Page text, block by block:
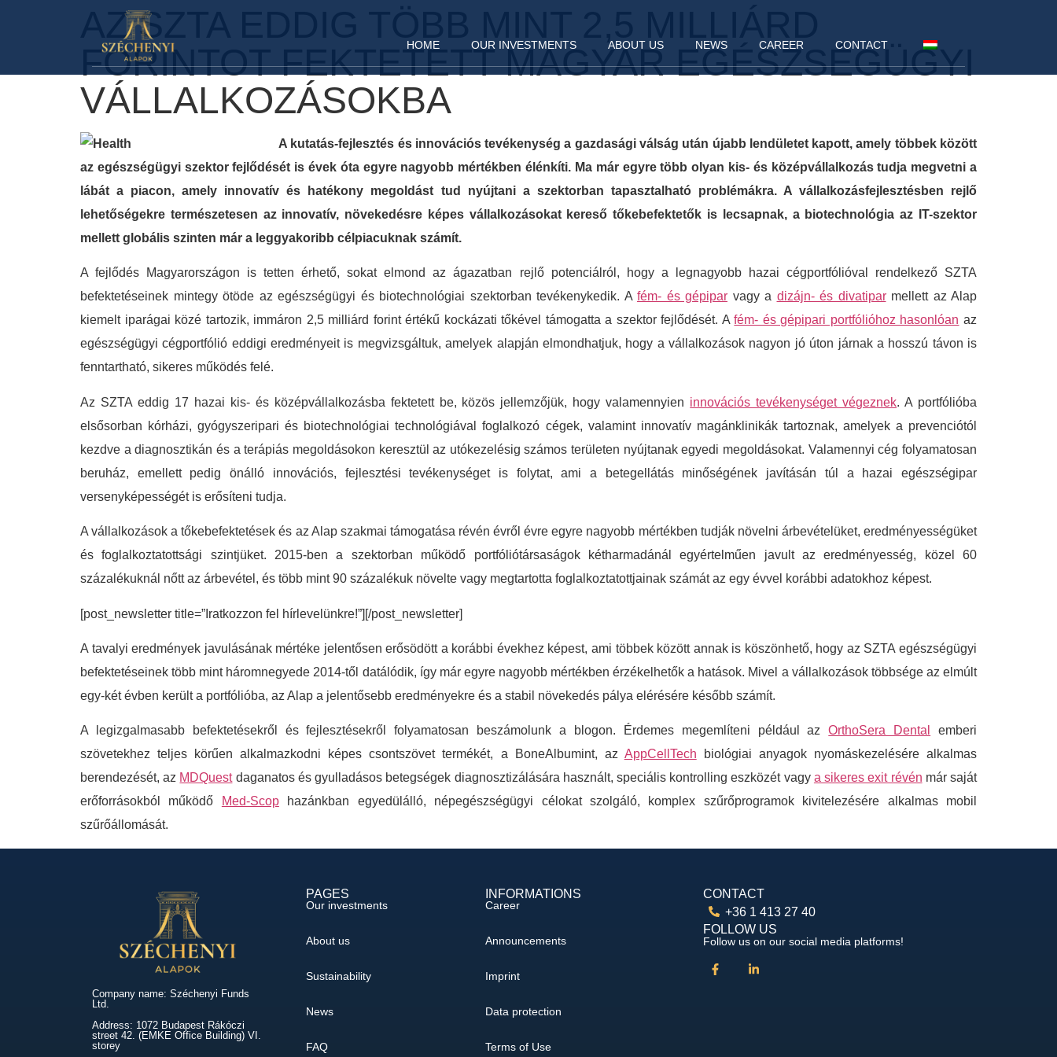
HOME OUR INVESTMENTS ABOUT US NEWS CAREER CONTACT
AZ SZTA EDDIG TÖBB MINT 2,5 MILLIÁRD
FORINTOT FEKTETETT MAGYAR EGÉSZSÉGÜGYI
VÁLLALKOZÁSOKBA
A kutatás-fejlesztés és innovációs tevékenység a gazdasági válság után újabb lendületet kapott, amely többek között
az egészségügyi szektor fejlődését is évek óta egyre nagyobb mértékben élénkíti. Ma már egyre több olyan kis- és középvállalkozás tudja megvetni a
lábát a piacon, amely innovatív és hatékony megoldást tud nyújtani a szektorban tapasztalható problémákra. A vállalkozásfejlesztésben rejlő
lehetőségekre természetesen az innovatív, növekedésre képes vállalkozásokat kereső tőkebefektetők is lecsapnak, a biotechnológia az IT-szektor
mellett globális szinten már a leggyakoribb célpiacuknak számít.
A fejlődés Magyarországon is tetten érhető, sokat elmond az ágazatban rejlő potenciálról, hogy a legnagyobb hazai cégportfólióval rendelkező SZTA
befektetéseinek mintegy ötöde az egészségügyi és biotechnológiai szektorban tevékenykedik. A fém- és gépipar vagy a dizájn- és divatiparmellett az Alap
kiemelt iparágai közé tartozik, immáron 2,5 milliárd forint értékű kockázati tőkével támogatta a szektor fejlődését. Afém- és gépipari portfólióhoz hasonlóan az
egészségügyi cégportfólió eddigi eredményeit is megvizsgáltuk, amelyek alapján elmondhatjuk, hogy a vállalkozások nagyon jó úton járnak a hosszú távon is
fenntartható, sikeres működés felé.
Az SZTA eddig 17 hazai kis- és középvállalkozásba fektetett be, közös jellemzőjük, hogy valamennyien innovációs tevékenységet végeznek. A portfólióba
elsősorban kórházi, gyógyszeripari és biotechnológiai technológiával foglalkozó cégek, valamint innovatív magánklinikák tartoznak, amelyek a prevenciótól
kezdve a diagnosztikán és a terápiás megoldásokon keresztül az utókezelésig számos területen nyújtanak egyedi megoldásokat. Valamennyi cég folyamatosan
beruház, emellett pedig önálló innovációs, fejlesztési tevékenységet is folytat, ami a betegellátás minőségének javításán túl a hazai egészségipar
versenyképességét is erősíteni tudja.
A vállalkozások a tőkebefektetések és az Alap szakmai támogatása révén évről évre egyre nagyobb mértékben tudják növelni árbevételüket, eredményességüket
és foglalkoztatottsági szintjüket. 2015-ben a szektorban működő portfóliótársaságok kétharmadánál egyértelműen javult az eredményesség, közel 60
százalékuknál nőtt az árbevétel, és több mint 90 százalékuk növelte vagy megtartotta foglalkoztatottjainak számát az egy évvel korábbi adatokhoz képest.
[post_newsletter title=”Iratkozzon fel hírlevelünkre!”][/post_newsletter]
A tavalyi eredmények javulásának mértéke jelentősen erősödött a korábbi évekhez képest, ami többek között annak is köszönhető, hogy az SZTA egészségügyi
befektetéseinek több mint háromnegyede 2014-től datálódik, így már egyre nagyobb mértékben érzékelhetők a hatások. Mivel a vállalkozások többsége az elmúlt
egy-két évben került a portfólióba, az Alap a jelentősebb eredményekre és a stabil növekedés pálya elérésére később számít.
A legizgalmasabb befektetésekről és fejlesztésekről folyamatosan beszámolunk a blogon. Érdemes megemlíteni például azOrthoSera Dental
emberi
szövetekhez teljes körűen alkalmazkodni képes csontszövet termékét, a BoneAlbumint, az AppCellTech biológiai anyagok nyomáskezelésére alkalmas
berendezését, az MDQuestdaganatos és gyulladásos betegségek diagnosztizálására használt, speciális kontrolling eszközét vagy a sikeres exit révén már saját
erőforrásokból működő
Med-Scophazánkban egyedülálló, népegészségügyi célokat szolgáló, komplex szűrőprogramok kivitelezésére alkalmas mobil
szűrőállomását.
Company name: Széchenyi Funds
Ltd.
Address: 1072 Budapest Rákóczi
street 42. (EMKE Office Building) VI.
storey
PAGES
Our investments
About us
Sustainability
News
FAQ
INFORMATIONS
Career
Announcements
Imprint
Data protection
Terms of Use
CONTACT
+36 1 413 27 40
FOLLOW US
Follow us on our social media platforms!